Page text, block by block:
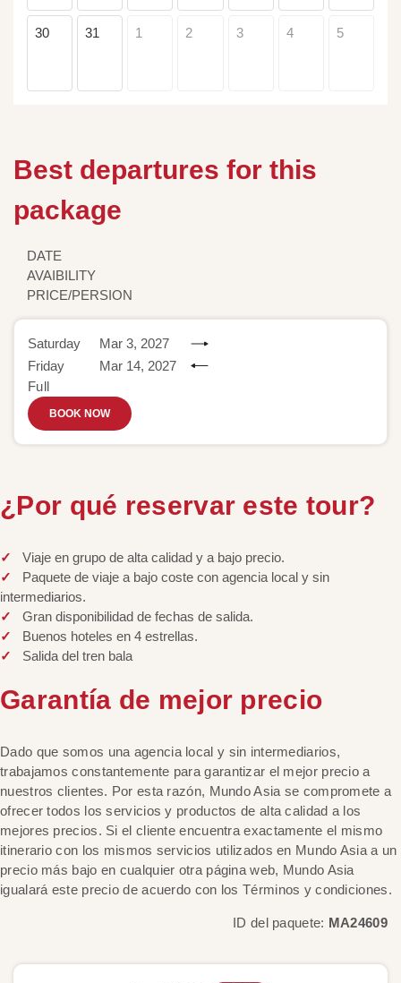
30 31 1 2 3 4 5
Best departures for this
package
DATE
AVAIBILITY
PRICE/PERSION
Saturday
Mar 3, 2027
Friday
Mar 14, 2027
Full
BOOK NOW
¿Por qué reservar este tour?
Viaje en grupo de alta calidad y a bajo precio.
Paquete de viaje a bajo coste con agencia local y sin
intermediarios.
Gran disponibilidad de fechas de salida.
Buenos hoteles en 4 estrellas.
Salida del tren bala
Garantía de mejor precio
Dado que somos una agencia local y sin intermediarios,
trabajamos constantemente para garantizar el mejor precio a
nuestros clientes. Por esta razón, Mundo Asia se compromete a
ofrecer todos los servicios y productos de alta calidad a los
mejores precios. Si el cliente encuentra exactamente el mismo
itinerario con los mismos servicios utilizados en Mundo Asia a un
precio más bajo en cualquier otra página web, Mundo Asia
igualará este precio de acuerdo con los Términos y condiciones.
ID del paquete: MA24609